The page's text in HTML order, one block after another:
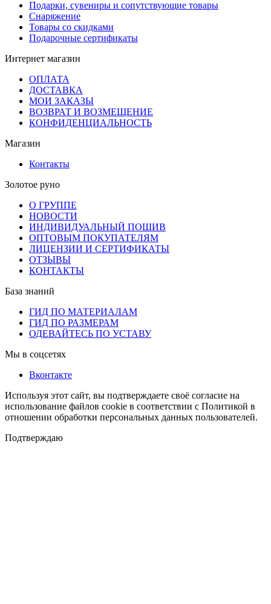
Подарки, сувениры и сопутствующие товары
Снаряжение
Товары со скидками
Подарочные сертификаты
Интернет магазин
ОПЛАТА
ДОСТАВКА
МОИ ЗАКАЗЫ
ВОЗВРАТ И ВОЗМЕЩЕНИЕ
КОНФИДЕНЦИАЛЬНОСТЬ
Магазин
Контакты
Золотое руно
О ГРУППЕ
НОВОСТИ
ИНДИВИДУАЛЬНЫЙ ПОШИВ
ОПТОВЫМ ПОКУПАТЕЛЯМ
ЛИЦЕНЗИИ И СЕРТИФИКАТЫ
ОТЗЫВЫ
КОНТАКТЫ
База знаний
ГИД ПО МАТЕРИАЛАМ
ГИД ПО РАЗМЕРАМ
ОДЕВАЙТЕСЬ ПО УСТАВУ
Мы в соцсетях
Вконтакте
Используя этот сайт, вы подтверждаете своё согласие на
использование файлов cookie в соответствии с Политикой в
отношении обработки персональных данных пользователей.
Подтверждаю